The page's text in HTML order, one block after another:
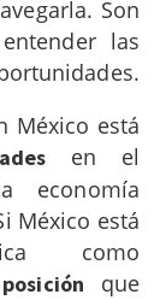
Son
las
México está
en el
economía
México está
como
que